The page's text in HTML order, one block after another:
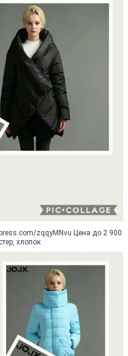
zqqyMNvu Цена до 2 900
хлопок